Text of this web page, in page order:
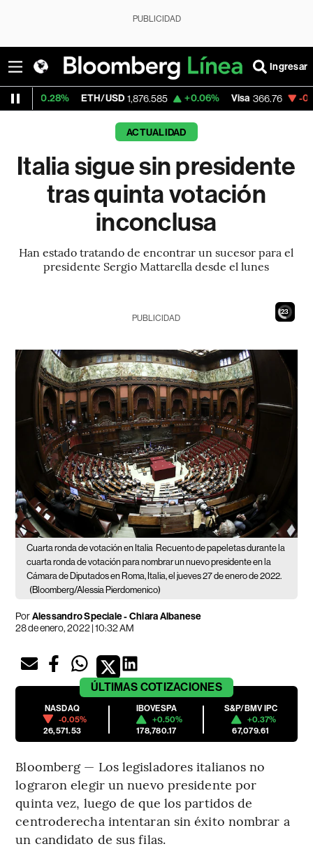
PUBLICIDAD
Ingresar
ETH/USD 1,876.585 +0.06% Visa 366.76 -0.77%
ACTUALIDAD
Italia sigue sin presidente
tras quinta votación
inconclusa
Han estado tratando de encontrar un sucesor para el
presidente Sergio Mattarella desde el lunes
21
PUBLICIDAD
Cuarta ronda de votación en Italia Recuento de papeletas durante la
cuarta ronda de votación para nombrar un nuevo presidente en la
Cámara de Diputados en Roma, Italia, el jueves 27 de enero de 2022.
(Bloomberg/Alessia Pierdomenico)
PorAlessandro Speciale - Chiara Albanese
28 de enero, 2022 | 10:32 AM
ÚLTIMAS COTIZACIONES
NASDAQ
-0.05%
26,571.53
IBOVESPA
+0.50%
178,780.17
S&P/BMV IPC
+0.37%
67,079.61
Bloomberg — Los legisladores italianos no
lograron elegir un nuevo presidente por
quinta vez, luego de que los partidos de
centroderecha intentaran sin éxito nombrar a
un candidato de sus filas.